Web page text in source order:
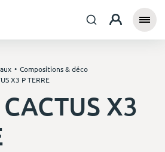
Compositions & déco
X3 P TERRE
X3